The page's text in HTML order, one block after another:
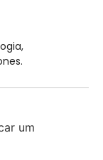
um